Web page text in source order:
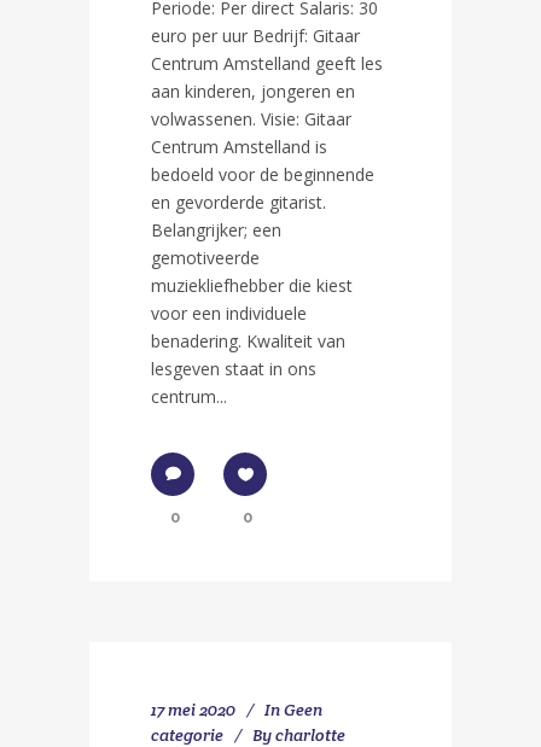
Periode: Per direct Salaris: 30
euro per uur Bedrijf: Gitaar
Centrum Amstelland geeft les
aan kinderen, jongeren en
volwassenen. Visie: Gitaar
Centrum Amstelland is
bedoeld voor de beginnende
en gevorderde gitarist.
Belangrijker; een
gemotiveerde
muziekliefhebber die kiest
voor een individuele
benadering. Kwaliteit van
lesgeven staat in ons
centrum...
0 0
17 mei 2020 InGeen
categorie
Bycharlotte